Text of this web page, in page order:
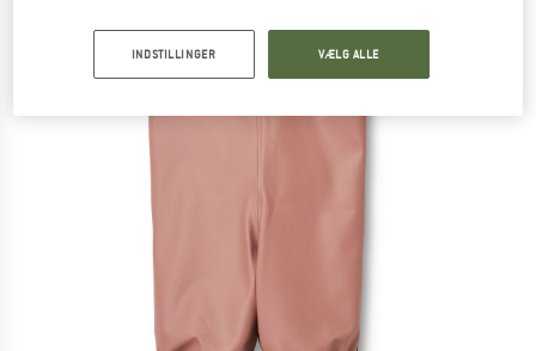
INDSTILLINGER VÆLG ALLE